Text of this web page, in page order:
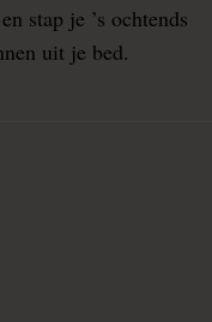
stap je ’s ochtends
uit je bed.